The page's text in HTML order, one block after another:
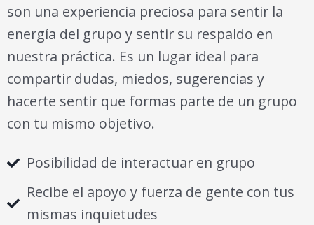
son una experiencia preciosa para sentir la
energía del grupo y sentir su respaldo en
nuestra práctica. Es un lugar ideal para
compartir dudas, miedos, sugerencias y
hacerte sentir que formas parte de un grupo
con tu mismo objetivo.
Posibilidad de interactuar en grupo
Recibe el apoyo y fuerza de gente con tus
mismas inquietudes